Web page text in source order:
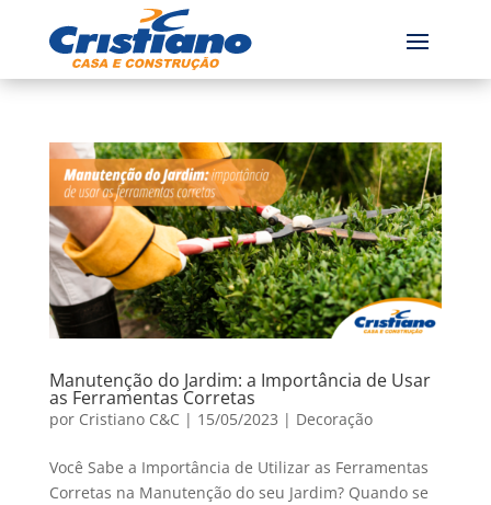
Manutenção do Jardim: a Importância de Usar
as Ferramentas Corretas
por Cristiano C&C | 15/05/2023 | Decoração
Você Sabe a Importância de Utilizar as Ferramentas
Corretas na Manutenção do seu Jardim? Quando se